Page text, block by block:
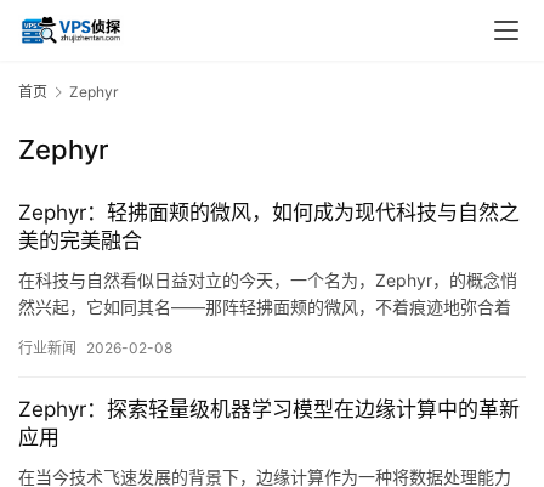
首页 Zephyr
Zephyr
Zephyr：轻拂面颊的微风，如何成为现代科技与自然之
美的完美融合
在科技与自然看似日益对立的今天，一个名为，Zephyr，的概念悄
然兴起，它如同其名——那阵轻拂面颊的微风，不着痕迹地弥合着
是一种深刻的隐喻与愿景的寄托，它指向的不仅仅是一项具体的技
发展的可能路径，即在高度技术化的世界中，…。
行业新闻 2026-02-08
Zephyr：探索轻量级机器学习模型在边缘计算中的革新
应用
在当今技术飞速发展的背景下，边缘计算作为一种将数据处理能力